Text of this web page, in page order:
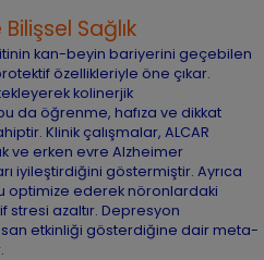
Sağlık
kan-beyin bariyerini geçebilen
özellikleriyle öne çıkar.
kolinerjik
da öğrenme, hafıza ve dikkat
Klinik çalışmalar, ALCAR
ve erken evre Alzheimer
iyileştirdiğini göstermiştir. Ayrıca
optimize ederek nöronlardaki
stresi azaltır. Depresyon
etkinliği gösterdiğine dair meta-